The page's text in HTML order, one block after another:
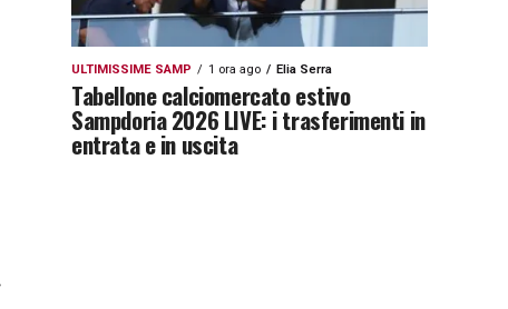
ULTIMISSIME SAMP 1 ora ago Elia Serra
Tabellone calciomercato estivo
Sampdoria 2026 LIVE: i trasferimenti in
entrata e in uscita